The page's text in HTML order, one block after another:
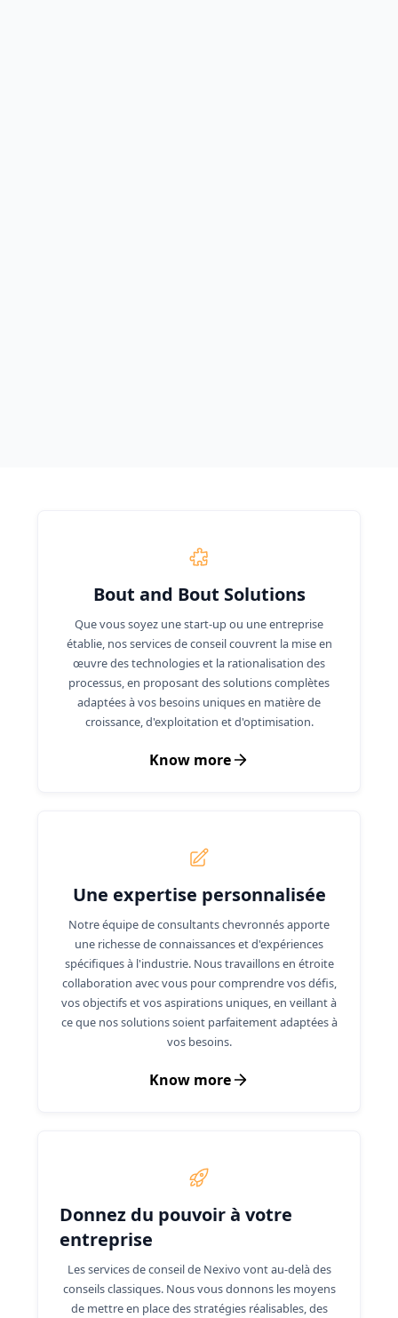
Bout and Bout Solutions
Que vous soyez une start-up ou une entreprise
établie, nos services de conseil couvrent la mise en
œuvre des technologies et la rationalisation des
processus, en proposant des solutions complètes
adaptées à vos besoins uniques en matière de
croissance, d'exploitation et d'optimisation.
Know more
Une expertise personnalisée
Notre équipe de consultants chevronnés apporte
une richesse de connaissances et d'expériences
spécifiques à l'industrie. Nous travaillons en étroite
collaboration avec vous pour comprendre vos défis,
vos objectifs et vos aspirations uniques, en veillant à
ce que nos solutions soient parfaitement adaptées à
vos besoins.
Know more
Donnez du pouvoir à votre
entreprise
Les services de conseil de Nexivo vont au-delà des
conseils classiques. Nous vous donnons les moyens
de mettre en place des stratégies réalisables, des